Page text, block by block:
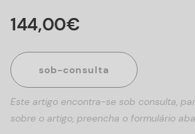
144,00€
sob-consulta
Este artigo encontra-se sob consulta,
sobre o artigo, preencha o formulário